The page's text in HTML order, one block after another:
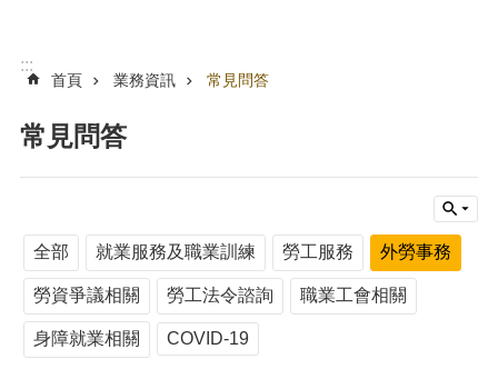
識
動
局
通
訊
錄
業
務
:::
首頁 業務資訊 常見問答
常見問答
全部 就業服務及職業訓練 勞工服務 外勞事務
勞資爭議相關 勞工法令諮詢 職業工會相關
身障就業相關 COVID-19